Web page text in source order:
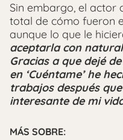
Sin embargo, el actor
total de cómo fueron
aunque lo que le
aceptarla con
Gracias a que dejé
en ‘Cuéntame’ he
trabajos después
interesante de mi
MÁS SOBRE: